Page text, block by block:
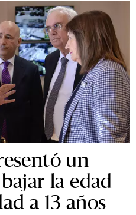
un
la edad
a 13 años